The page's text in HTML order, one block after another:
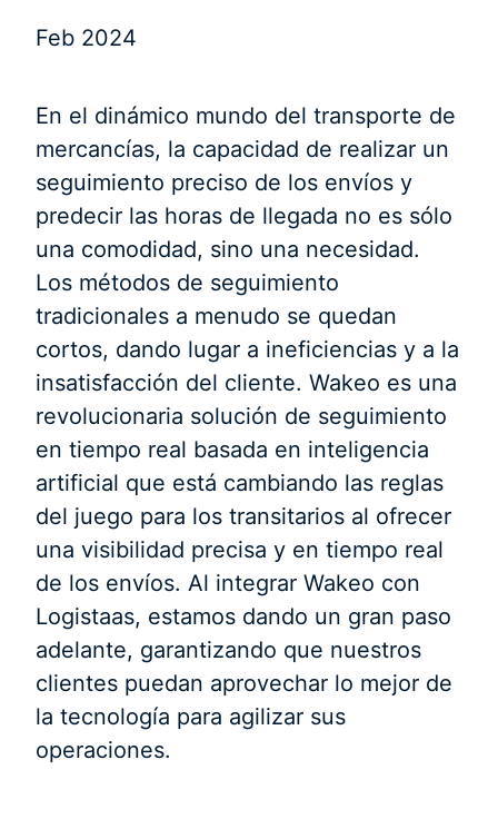
Feb 2024
En el dinámico mundo del transporte de
mercancías, la capacidad de realizar un
seguimiento preciso de los envíos y
predecir las horas de llegada no es sólo
una comodidad, sino una necesidad.
Los métodos de seguimiento
tradicionales a menudo se quedan
cortos, dando lugar a ineficiencias y a la
insatisfacción del cliente. Wakeo es una
revolucionaria solución de seguimiento
en tiempo real basada en inteligencia
artificial que está cambiando las reglas
del juego para los transitarios al ofrecer
una visibilidad precisa y en tiempo real
de los envíos. Al integrar Wakeo con
Logistaas, estamos dando un gran paso
adelante, garantizando que nuestros
clientes puedan aprovechar lo mejor de
la tecnología para agilizar sus
operaciones.